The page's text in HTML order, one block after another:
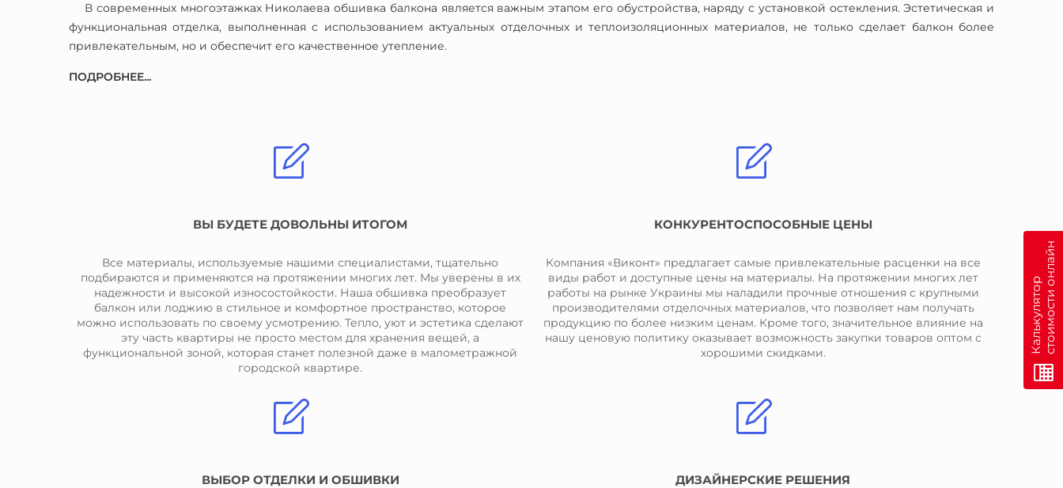
В современных многоэтажках Николаева обшивка балкона является важным этапом его обустройства, наряду с установкой остекления. Эстетическая и
функциональная отделка, выполненная с использованием актуальных отделочных и теплоизоляционных материалов, не только сделает балкон более
привлекательным, но и обеспечит его качественное утепление.
ПОДРОБНЕЕ...
ВЫ БУДЕТЕ ДОВОЛЬНЫ ИТОГОМ
Все материалы, используемые нашими специалистами, тщательно
подбираются и применяются на протяжении многих лет. Мы уверены в их
надежности и высокой износостойкости. Наша обшивка преобразует
балкон или лоджию в стильное и комфортное пространство, которое
можно использовать по своему усмотрению. Тепло, уют и эстетика сделают
эту часть квартиры не просто местом для хранения вещей, а
функциональной зоной, которая станет полезной даже в малометражной
городской квартире.
КОНКУРЕНТОСПОСОБНЫЕ ЦЕНЫ
Компания «Виконт» предлагает самые привлекательные расценки на все
виды работ и доступные цены на материалы. На протяжении многих лет
работы на рынке Украины мы наладили прочные отношения с крупными
производителями отделочных материалов, что позволяет нам получать
продукцию по более низким ценам. Кроме того, значительное влияние на
нашу ценовую политику оказывает возможность закупки товаров оптом с
хорошими скидками.
ВЫБОР ОТДЕЛКИ И ОБШИВКИ ДИЗАЙНЕРСКИЕ РЕШЕНИЯ
К
а
л
ь
к
у
л
я
т
о
р
с
т
о
и
м
о
с
т
и
о
н
л
а
йн